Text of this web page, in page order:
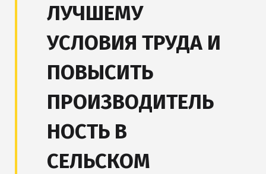
ЛУЧШЕМУ
УСЛОВИЯ ТРУДА И
ПОВЫСИТЬ
ПРОИЗВОДИТЕЛЬ
НОСТЬ В
СЕЛЬСКОМ